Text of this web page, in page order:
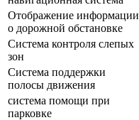
Отображение информации
о дорожной обстановке
Система контроля слепых
зон
Система поддержки
полосы движения
система помощи при
парковке